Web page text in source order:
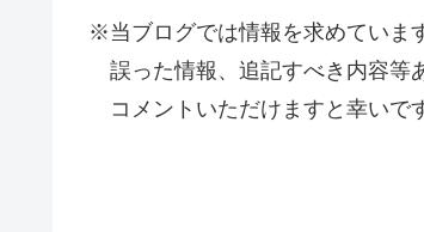
※当ブログでは情報を求めていま
誤った情報、追記すべき内容等
コメントいただけますと幸いで